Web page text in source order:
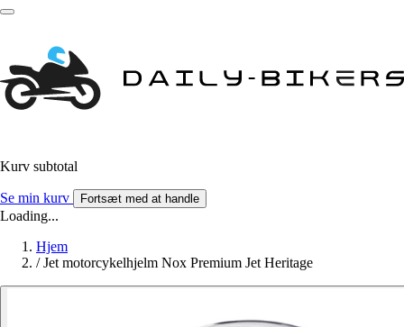
Kurv subtotal
Se min kurv Fortsæt med at handle
Loading...
Hjem
/ Jet motorcykelhjelm Nox Premium Jet Heritage